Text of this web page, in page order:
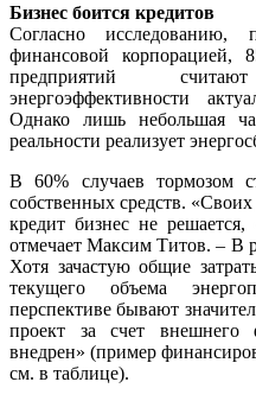
Бизнес боится кредитов
Согласно исследованию,
финансовой корпорацией,
предприятий
энергоэффективности
Однако лишь небольшая
реальности реализует
В 60% случаев тормозом
собственных средств. «Своих
кредит бизнес не
отмечает Максим Титов. – В
Хотя зачастую общие
текущего объема
перспективе бывают
проект за счет внешнего
внедрен» (пример
см. в таблице).